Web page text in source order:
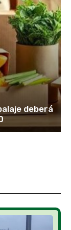
deberá